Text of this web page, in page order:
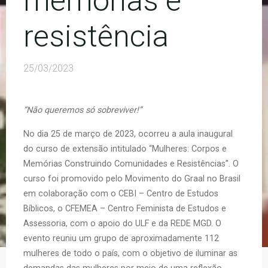
resistência
25/03/2023
“Não queremos só sobreviver!”
No dia 25 de março de 2023, ocorreu a aula inaugural
do curso de extensão intitulado “Mulheres: Corpos e
Memórias Construindo Comunidades e Resistências”. O
curso foi promovido pelo Movimento do Graal no Brasil
em colaboração com o CEBI – Centro de Estudos
Bíblicos, o CFEMEA – Centro Feminista de Estudos e
Assessoria, com o apoio do ULF e da REDE MGD. O
evento reuniu um grupo de aproximadamente 112
mulheres de todo o país, com o objetivo de iluminar as